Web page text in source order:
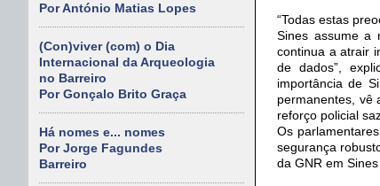
Por António Matias Lopes
(Con)viver (com) o Dia
Internacional da Arqueologia
no Barreiro
Por Gonçalo Brito Graça
Há nomes e... nomes
Por Jorge Fagundes
Barreiro
“Todas estas
Sines assume a
continua a atrair
de dados”,
importância de
permanentes, vê
reforço policial
Os
segurança
da GNR em